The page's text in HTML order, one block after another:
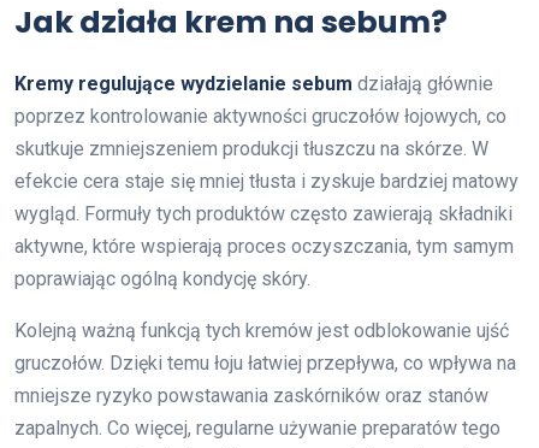
Jak działa krem na sebum?
Kremy regulujące wydzielanie sebum działają głównie
poprzez kontrolowanie aktywności gruczołów łojowych, co
skutkuje zmniejszeniem produkcji tłuszczu na skórze. W
efekcie cera staje się mniej tłusta i zyskuje bardziej matowy
wygląd. Formuły tych produktów często zawierają składniki
aktywne, które wspierają proces oczyszczania, tym samym
poprawiając ogólną kondycję skóry.
Kolejną ważną funkcją tych kremów jest odblokowanie ujść
gruczołów. Dzięki temu łoju łatwiej przepływa, co wpływa na
mniejsze ryzyko powstawania zaskórników oraz stanów
zapalnych. Co więcej, regularne używanie preparatów tego